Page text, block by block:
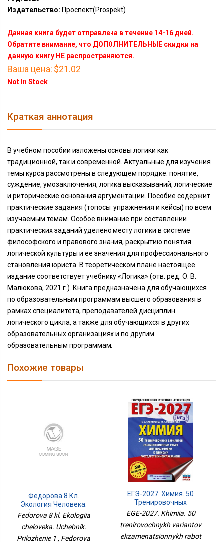
Издательство: Проспект(Prospekt)
Данная книга будет отправлена в течение 14-16 дней.
Обратите внимание, что ДОПОЛНИТЕЛЬНЫЕ скидки на
данную книгу НЕ распространяются.
Ваша цена: $21.02
Not In Stock
Краткая аннотация
В учебном пособии изложены основы логики как
традиционной, так и современной. Актуальные для изучения
темы курса рассмотрены в следующем порядке: понятие,
суждение, умозаключения, логика высказываний, логические
и риторические основания аргументации. Пособие содержит
практические задания (топосы, упражнения и кейсы) по всем
изучаемым темам. Особое внимание при составлении
практических заданий уделено месту логики в системе
философского и правового знания, раскрытию понятия
логической культуры и ее значения для профессионального
становления юриста. В теоретическом плане настоящее
издание соответствует учебнику «Логика» (отв. ред. О. В.
Малюкова, 2021 г.). Книга предназначена для обучающихся
по образовательным программам высшего образования в
рамках специалитета, преподавателей дисциплин
логического цикла, а также для обучающихся в других
образовательных организациях и по другим
образовательным программам.
Похожие товары
Федорова 8 Кл.
Экология Человека.
Учебник. Приложение 1
Fedorova 8 kl. Ekologiia
cheloveka. Uchebnik.
Prilozhenie 1 , Fedorova
ЕГЭ-2027. Химия. 50
Тренировочных
Вариантов
Работ Для Подготовки К
Единому
EGE-2027. Khimiia. 50
trenirovochnykh variantov
ekzamenatsionnykh rabot